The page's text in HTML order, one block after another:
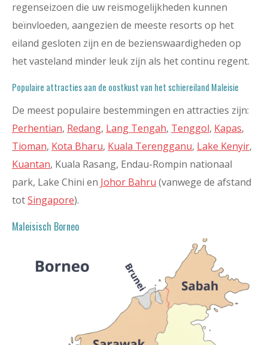
regenseizoen die uw reismogelijkheden kunnen
beïnvloeden, aangezien de meeste resorts op het
eiland gesloten zijn en de bezienswaardigheden op
het vasteland minder leuk zijn als het continu regent.
Populaire attracties aan de oostkust van het schiereiland Maleisie
De meest populaire bestemmingen en attracties zijn:
Perhentian, Redang, Lang Tengah, Tenggol, Kapas,
Tioman, Kota Bharu, Kuala Terengganu, Lake Kenyir,
Kuantan, Kuala Rasang, Endau-Rompin nationaal
park, Lake Chini en Johor Bahru (vanwege de afstand
totSingapore).
Maleisisch Borneo